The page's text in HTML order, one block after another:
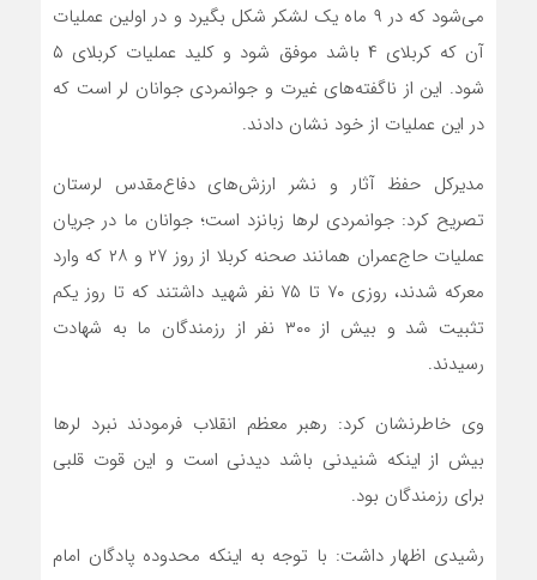
می‌شود که در ۹ ماه یک لشکر شکل بگیرد و در اولین عملیات
آن که کربلای ۴ باشد موفق شود و کلید عملیات کربلای ۵
شود. این از ناگفته‌های غیرت و جوانمردی جوانان لر است که
در این عملیات از خود نشان دادند.
مدیرکل حفظ آثار و نشر ارزش‌های دفاع‌مقدس لرستان
تصریح کرد: جوانمردی لرها زبانزد است؛ جوانان ما در جریان
عملیات حاج‌عمران همانند صحنه کربلا از روز ۲۷ و ۲۸ که وارد
معرکه شدند، روزی ۷۰ تا ۷۵ نفر شهید داشتند که تا روز یکم
تثبیت شد و بیش از ۳۰۰ نفر از رزمندگان ما به شهادت
رسیدند.
وی خاطرنشان کرد: رهبر معظم انقلاب فرمودند نبرد لرها
بیش از اینکه شنیدنی باشد دیدنی است و این قوت قلبی
برای رزمندگان بود.
رشیدی اظهار داشت: با توجه به اینکه محدوده پادگان امام